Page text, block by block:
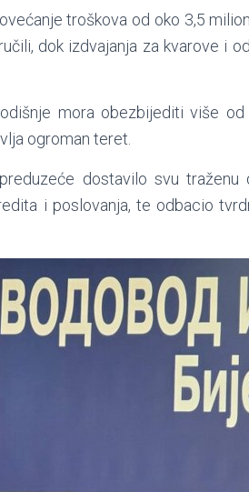
troškova od oko 3,5
dok izdvajanja za kvarove i
mora obezbijediti više
ogroman teret.
dostavilo svu traženu
i poslovanja, te odbacio